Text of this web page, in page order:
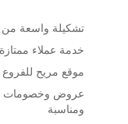
تشكيلة واسعة من
خدمة عملاء
موقع مريح للفروع
عروض وخصومات
ومناسبة